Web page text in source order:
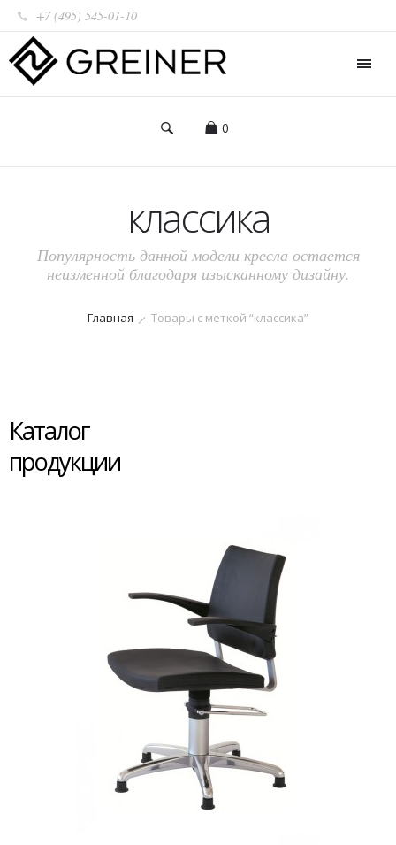
+7 (495) 545-01-10
0
классика
Популярность данной модели кресла остается
неизменной благодаря изысканному дизайну.
Главная Товары с меткой “классика”
Каталог
продукции